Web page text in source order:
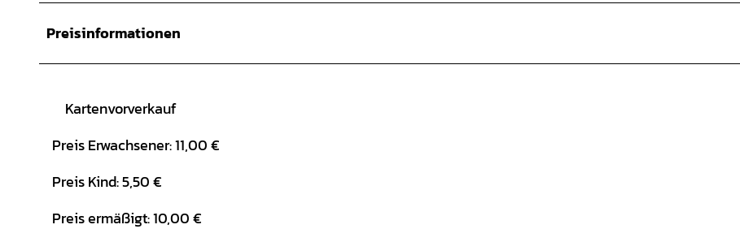
Preisinformationen
Kartenvorverkauf
Preis Erwachsener: 11,00 €
Preis Kind: 5,50 €
Preis ermäßigt: 10,00 €